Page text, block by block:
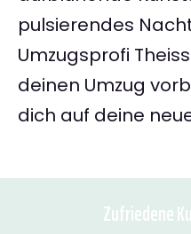
pulsierendes
Umzugsprofi
deinen Umzug
dich auf deine
Zufriedene